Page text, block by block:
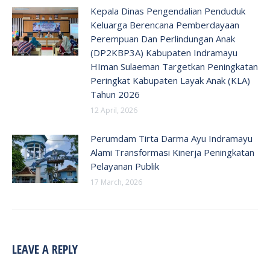
Kepala Dinas Pengendalian Penduduk
Keluarga Berencana Pemberdayaan
Perempuan Dan Perlindungan Anak
(DP2KBP3A) Kabupaten Indramayu
HIman Sulaeman Targetkan Peningkatan
Peringkat Kabupaten Layak Anak (KLA)
Tahun 2026
12 April, 2026
Perumdam Tirta Darma Ayu Indramayu
Alami Transformasi Kinerja Peningkatan
Pelayanan Publik
17 March, 2026
LEAVE A REPLY